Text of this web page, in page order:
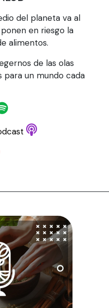
del planeta va al
en riesgo la
alimentos.
de las olas
un mundo cada